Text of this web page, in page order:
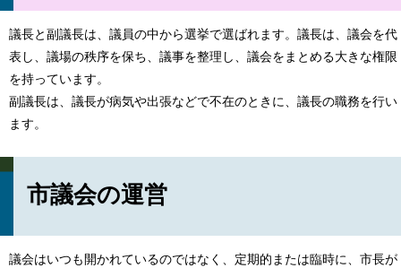
議長と副議長は、議員の中から選挙で選ばれます。議長は、議会を代
表し、議場の秩序を保ち、議事を整理し、議会をまとめる大きな権限
を持っています。
副議長は、議長が病気や出張などで不在のときに、議長の職務を行い
ます。
市議会の運営
議会はいつも開かれているのではなく、定期的または臨時に、市長が